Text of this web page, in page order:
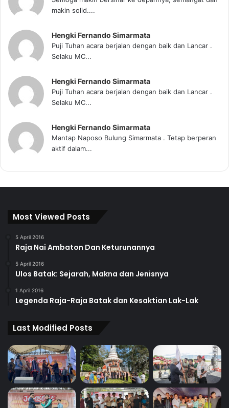
makin solid....
Hengki Fernando Simarmata
Puji Tuhan acara berjalan dengan baik dan Lancar .
Selaku MC...
Hengki Fernando Simarmata
Puji Tuhan acara berjalan dengan baik dan Lancar .
Selaku MC...
Hengki Fernando Simarmata
Mantap Naposo Bulung Simarmata . Tetap berperan
aktif dalam...
Most Viewed Posts
5 April 2016
Raja Nai Ambaton Dan Keturunannya
5 April 2016
Ulos Batak: Sejarah, Makna dan Jenisnya
1 April 2016
Legenda Raja-Raja Batak dan Kesaktian Lak-Lak
Last Modified Posts